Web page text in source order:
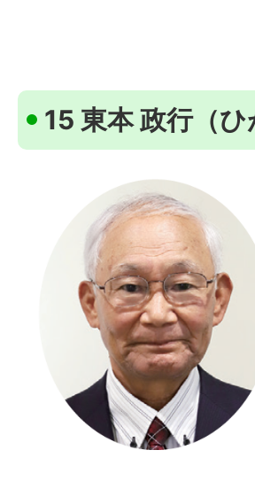
15 東本 政行（